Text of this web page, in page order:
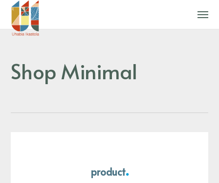
Shop Minimal
product